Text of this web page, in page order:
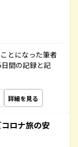
とになった筆者
間の記録と記
詳細を見る
ロナ旅の安